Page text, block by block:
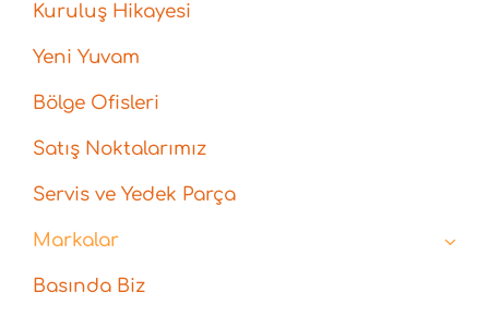
Kuruluş Hikayesi
Yeni Yuvam
Bölge Ofisleri
Satış Noktalarımız
Servis ve Yedek Parça
Markalar
Basında Biz